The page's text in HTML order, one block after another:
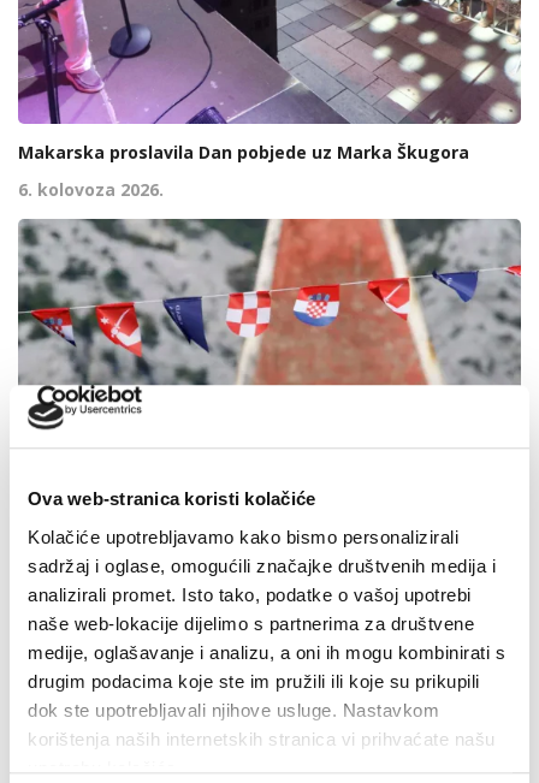
Ova web-stranica koristi kolačiće
Kolačiće upotrebljavamo kako bismo personalizirali
sadržaj i oglase, omogućili značajke društvenih medija i
analizirali promet. Isto tako, podatke o vašoj upotrebi
naše web-lokacije dijelimo s partnerima za društvene
medije, oglašavanje i analizu, a oni ih mogu kombinirati s
drugim podacima koje ste im pružili ili koje su prikupili
dok ste upotrebljavali njihove usluge. Nastavkom
korištenja naših internetskih stranica vi prihvaćate našu
Makarska proslavila Dan pobjede uz Marka Škugora
6. kolovoza 2026.
Dan pobjede i domovinske zahvalnosti i Dan hrvatskih
branitelja: Program obilježavanja u Makarskoj